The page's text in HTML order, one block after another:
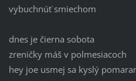
vybuchnúť smiechom
dnes je čierna sobota
zreničky máš v polmesiacoch
hey joe usmej sa kyslý